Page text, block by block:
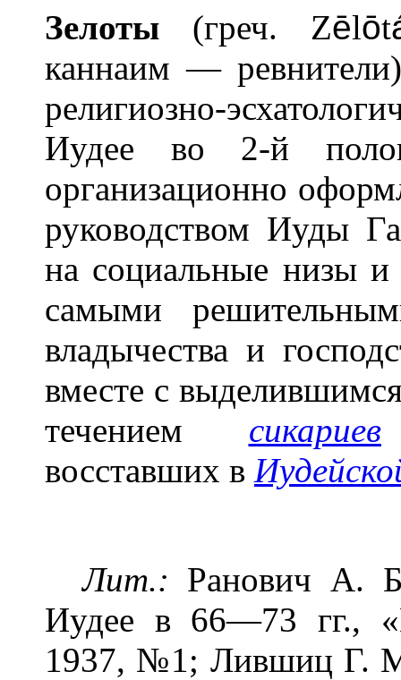
Зелоты (греч. Zēlōt
каннаим —
религиозно-
Иудее во 2-й
организационно
руководством Иуды
на социальные низы и
самыми
владычества и
вместе с
течением сикариев
восставших в
Лит.: Ранович А.
Иудее в 66—73 гг.,
1937, №1; Лившиц Г.